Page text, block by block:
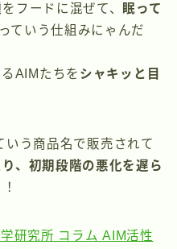
をフードに混ぜて、 眠って
っていう仕組みにゃんだ
AIMたちを シャキッと目
う商品名で販売されて
、初期段階の悪化を遅ら
研究所 コラム AIM活性